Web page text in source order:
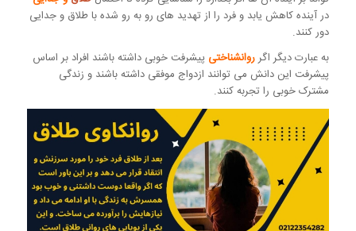
در آینده کاهش یابد و فرد را از تهدید های رو به رو شده با طلاق و جدایی
دور کنند.
به عبارت دیگر اگرروانشناختی پیشرفت خوبی داشته باشند افراد بر اساس
پیشرفت این دانش می توانند ازدواج موفقی داشته باشند و زندگی
مشترک خوبی را تجربه کنند.